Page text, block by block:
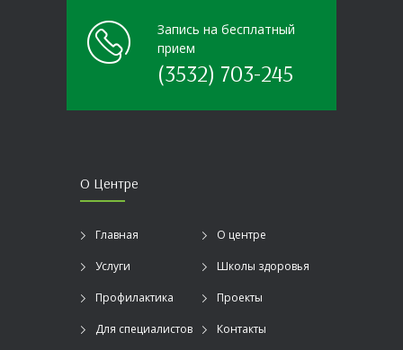
Запись на бесплатный
прием
(3532) 703-245
О Центре
Главная О центре
Услуги Школы здоровья
Профилактика Проекты
Для специалистов Контакты